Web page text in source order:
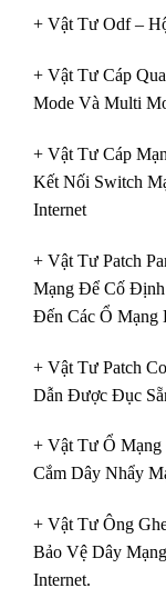
+ Vật Tư Odf –
+ Vật Tư Cáp
Mode Và Multi
+ Vật Tư Cáp
Kết Nối Switch
Internet
+ Vật Tư Patch
Mạng Để Cố Định
Đến Các Ổ Mạng
+ Vật Tư Patch
Dẫn Được Đục
+ Vật Tư Ổ Mạng
Cắm Dây Nhẩy
+ Vật Tư Ông
Bảo Vệ Dây
Internet.